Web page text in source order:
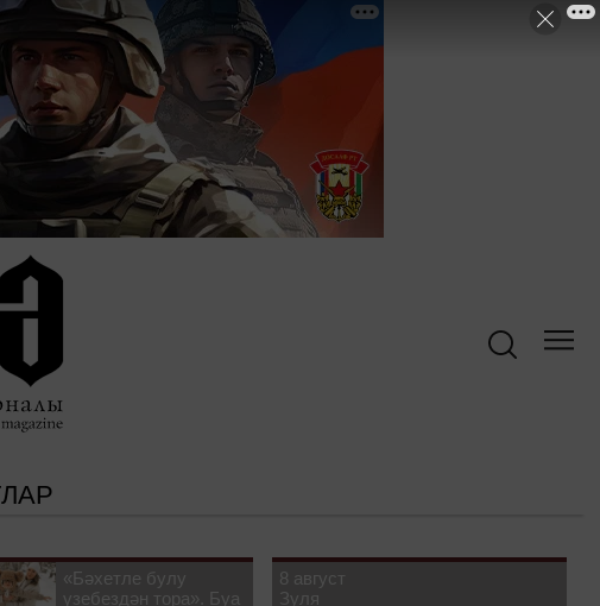
«Бәхетле булу
үзебездән тора». Буа
8 август
Зуля